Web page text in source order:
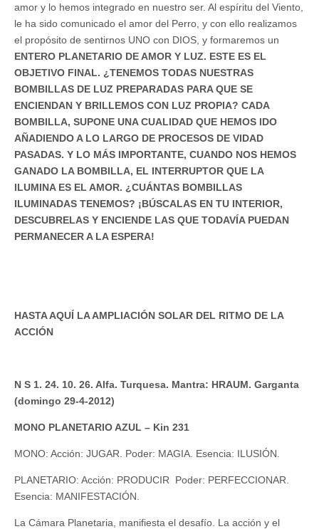
amor y lo hemos integrado en nuestro ser. Al espíritu del Viento,
le ha sido comunicado el amor del Perro, y con ello realizamos
el propósito de sentirnos UNO con DIOS, y formaremos un
ENTERO PLANETARIO DE AMOR Y LUZ. ESTE ES EL
OBJETIVO FINAL. ¿TENEMOS TODAS NUESTRAS
BOMBILLAS DE LUZ PREPARADAS PARA QUE SE
ENCIENDAN Y BRILLEMOS CON LUZ PROPIA? CADA
BOMBILLA, SUPONE UNA CUALIDAD QUE HEMOS IDO
AÑADIENDO A LO LARGO DE PROCESOS DE VIDAD
PASADAS. Y LO MÁS IMPORTANTE, CUANDO NOS HEMOS
GANADO LA BOMBILLA, EL INTERRUPTOR QUE LA
ILUMINA ES EL AMOR. ¿CUÁNTAS BOMBILLAS
ILUMINADAS TENEMOS? ¡BÚSCALAS EN TU INTERIOR,
DESCUBRELAS Y ENCIENDE LAS QUE TODAVÍA PUEDAN
PERMANECER A LA ESPERA!
HASTA AQUÍ LA AMPLIACIÓN SOLAR DEL RITMO DE LA
ACCIÓN
N S 1. 24. 10. 26. Alfa. Turquesa. Mantra: HRAUM. Garganta
(domingo 29-4-2012)
MONO PLANETARIO AZUL – Kin 231
MONO: Acción: JUGAR. Poder: MAGIA. Esencia: ILUSIÓN.
PLANETARIO: Acción: PRODUCIR Poder: PERFECCIONAR.
Esencia: MANIFESTACIÓN.
La Cámara Planetaria, manifiesta el desafío. La acción y el